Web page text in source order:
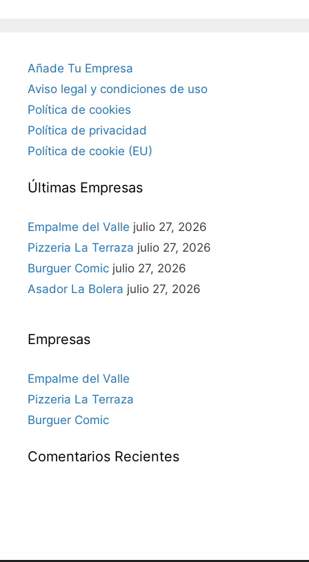
Añade Tu Empresa
Aviso legal y condiciones de uso
Política de cookies
Política de privacidad
Política de cookie (EU)
Últimas Empresas
Empalme del Valle julio 27, 2026
Pizzeria La Terraza julio 27, 2026
Burguer Comic julio 27, 2026
Asador La Bolera julio 27, 2026
Empresas
Empalme del Valle
Pizzeria La Terraza
Burguer Comic
Comentarios Recientes